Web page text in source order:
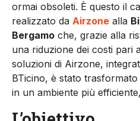
ormai obsoleti. È questo il
realizzato da Airzone alla
Bergamo che, grazie alla
una riduzione dei costi pari
soluzioni di Airzone,
BTicino, è stato
in un ambiente più